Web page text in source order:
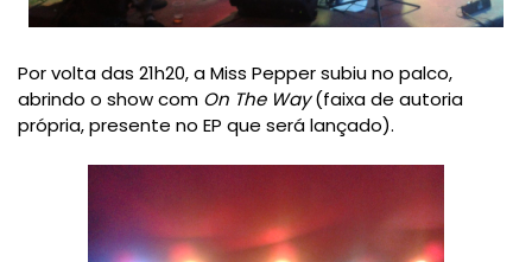
Por volta das 21h20, a Miss Pepper subiu no palco,
abrindo o show com On The Way(faixa de autoria
própria, presente no EP que será lançado).